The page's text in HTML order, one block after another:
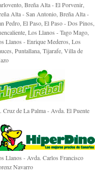
Breña Alta - El Porvenir,
Alta - San Antonio, Breña Alta -
Pedro, El Paso, El Paso - Dos Pinos,
Los Llanos - Tago Mago,
Llanos - Enrique Mederos, Los
Puntallana, Tijarafe, Villa de
Cruz de La Palma - Avda. El Puente
Llanos - Avda. Carlos Francisco
Navarro